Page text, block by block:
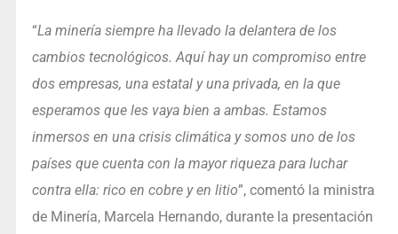
“La minería siempre ha llevado la delantera de los
cambios tecnológicos. Aquí hay un compromiso entre
dos empresas, una estatal y una privada, en la que
esperamos que les vaya bien a ambas. Estamos
inmersos en una crisis climática y somos uno de los
países que cuenta con la mayor riqueza para luchar
contra ella: rico en cobre y en litio”, comentó la ministra
de Minería, Marcela Hernando, durante la presentación